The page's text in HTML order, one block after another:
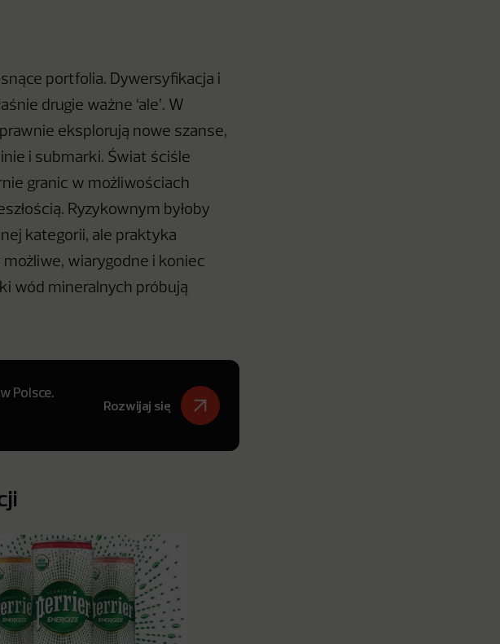
portfolia. Dywersyfikacja i
drugie ważne ‘ale’. W
eksplorują nowe szanse,
i submarki. Świat ściśle
granic w możliwościach
Ryzykownym byłoby
kategorii, ale praktyka
wiarygodne i koniec
wód mineralnych próbują
Polsce.
Rozwijaj się